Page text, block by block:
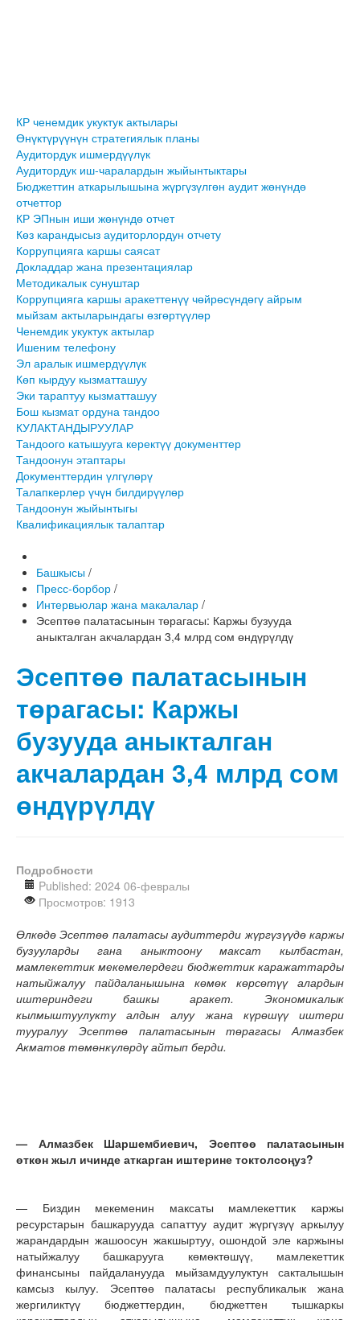
КР ченемдик укуктук актылары
Өнүктүрүүнүн стратегиялык планы
Аудитордук ишмердүүлүк
Аудитордук иш-чаралардын жыйынтыктары
Бюджеттин аткарылышына жүргүзүлгөн аудит жөнүндө
отчеттор
КР ЭПнын иши жөнүндө отчет
Көз карандысыз аудиторлордун отчету
Коррупцияга каршы саясат
Докладдар жана презентациялар
Методикалык сунуштар
Коррупцияга каршы аракеттенүү чөйрөсүндөгү айрым
мыйзам актыларындагы өзгөртүүлөр
Ченемдик укуктук актылар
Ишеним телефону
Эл аралык ишмердүүлүк
Көп кырдуу кызматташуу
Эки тараптуу кызматташуу
Бош кызмат ордуна тандоо
КУЛАКТАНДЫРУУЛАР
Тандоого катышууга керектүү документтер
Тандоонун этаптары
Документтердин үлгүлөрү
Талапкерлер үчүн билдирүүлөр
Тандоонун жыйынтыгы
Квалификациялык талаптар
Башкысы /
Пресс-борбор /
Интервьюлар жана макалалар /
Эсептөө палатасынын төрагасы: Каржы бузууда
аныкталган акчалардан 3,4 млрд сом өндүрүлдү
Эсептөө палатасынын
төрагасы: Каржы
бузууда аныкталган
акчалардан 3,4 млрд сом
өндүрүлдү
Подробности
Published: 2024 06-февралы
Просмотров: 1913
Өлкөдө Эсептөө палатасы аудиттерди жүргүзүүдө каржы
бузууларды гана аныктоону максат кылбастан,
мамлекеттик мекемелердеги бюджеттик каражаттарды
натыйжалуу пайдаланышына көмөк көрсөтүү алардын
иштериндеги башкы аракет. Экономикалык
кылмыштуулукту алдын алуу жана күрөшүү иштери
тууралуу Эсептөө палатасынын төрагасы Алмазбек
Акматов төмөнкүлөрдү айтып берди.
— Алмазбек Шаршембиевич, Эсептөө палатасынын
өткөн жыл ичинде аткарган иштерине токтолсоңуз?
— Биздин мекеменин максаты мамлекеттик каржы
ресурстарын башкарууда сапаттуу аудит жүргүзүү аркылуу
жарандардын жашоосун жакшыртуу, ошондой эле каржыны
натыйжалуу башкарууга көмөктөшүү, мамлекеттик
финансыны пайдаланууда мыйзамдуулуктун сакталышын
камсыз кылуу. Эсептөө палатасы республикалык жана
жергиликтүү бюджеттердин, бюджеттен тышкаркы